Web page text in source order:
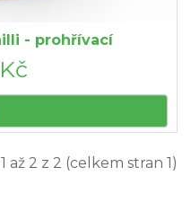
- prohřívací
až 2 z 2 (celkem stran 1)